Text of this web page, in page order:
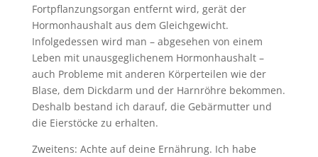
Fortpflanzungsorgan entfernt wird, gerät der
Hormonhaushalt aus dem Gleichgewicht.
Infolgedessen wird man – abgesehen von einem
Leben mit unausgeglichenem Hormonhaushalt –
auch Probleme mit anderen Körperteilen wie der
Blase, dem Dickdarm und der Harnröhre bekommen.
Deshalb bestand ich darauf, die Gebärmutter und
die Eierstöcke zu erhalten.
Zweitens: Achte auf deine Ernährung. Ich habe